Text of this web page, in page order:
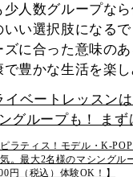
人数グループな
い選択肢になる
に合った意味の
豊かな生活を楽し
ベートレッスン
グループも！ まず
ラティス！モデル・K-
。最大2名様のマシングル
円（税込）体験OK！】